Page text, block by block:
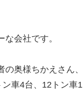
会社です。
の奥様ちかえさん、
車4台、12トン車1